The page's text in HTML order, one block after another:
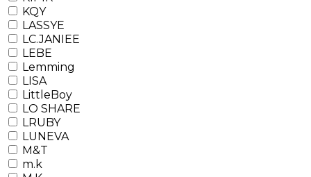
KQY
LASSYE
LC.JANIEE
LEBE
Lemming
LISA
LittleBoy
LO SHARE
LRUBY
LUNEVA
M&T
m.k